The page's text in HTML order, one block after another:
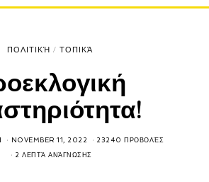
ΠΟΛΙΤΙΚΉ / ΤΟΠΙΚΆ
NOVEMBER 11, 2022 23240 ΠΡΟΒΟΛΈΣ
2 ΛΕΠΤΆ ΑΝΆΓΝΩΣΗΣ